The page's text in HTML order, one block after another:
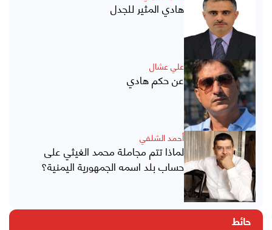
هادي المثير للجدل
علي عشال
عن حكم هادي
أحمد الشلفي
لماذا تتم مجاملة محمد الغيثي على
حساب بلد اسمه الجمهورية اليمنية؟
حائط